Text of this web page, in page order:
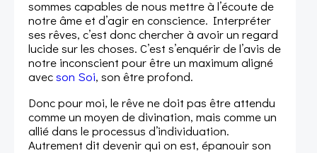
sommes capables de nous mettre à l’écoute de
notre âme et d’agir en conscience. Interpréter
ses rêves, c’est donc chercher à avoir un regard
lucide sur les choses. C’est s’enquérir de l’avis de
notre inconscient pour être un maximum aligné
avecson Soi, son être profond.
Donc pour moi, le rêve ne doit pas être attendu
comme un moyen de divination, mais comme un
allié dans le processus d’individuation.
Autrement dit devenir qui on est, épanouir son